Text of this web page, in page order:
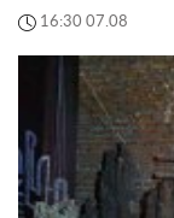
16:30 07.08